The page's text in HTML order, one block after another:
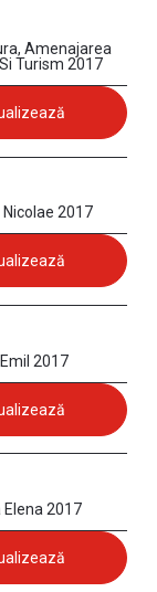
Amenajarea
Turism 2017
2017
2017
2017